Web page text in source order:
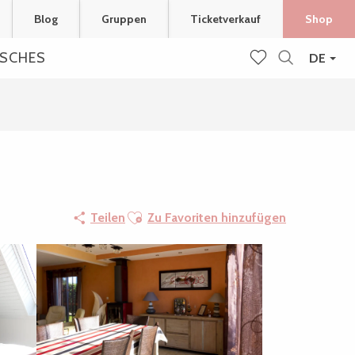
DE
Blog Gruppen Ticketverkauf Shop
Teilen Ajouter aux favoris
Zu Favoriten hinzufügen